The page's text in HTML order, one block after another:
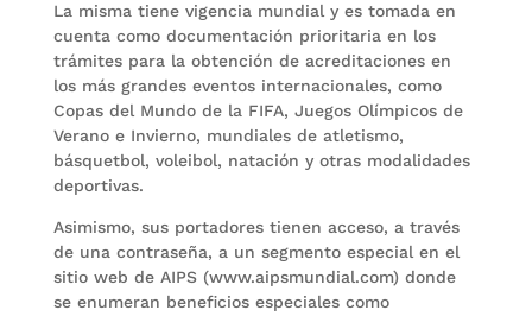
La misma tiene vigencia mundial y es tomada en
cuenta como documentación prioritaria en los
trámites para la obtención de acreditaciones en
los más grandes eventos internacionales, como
Copas del Mundo de la FIFA, Juegos Olímpicos de
Verano e Invierno, mundiales de atletismo,
básquetbol, voleibol, natación y otras modalidades
deportivas.
Asimismo, sus portadores tienen acceso, a través
de una contraseña, a un segmento especial en el
sitio web de AIPS (www.aipsmundial.com) donde
se enumeran beneficios especiales como